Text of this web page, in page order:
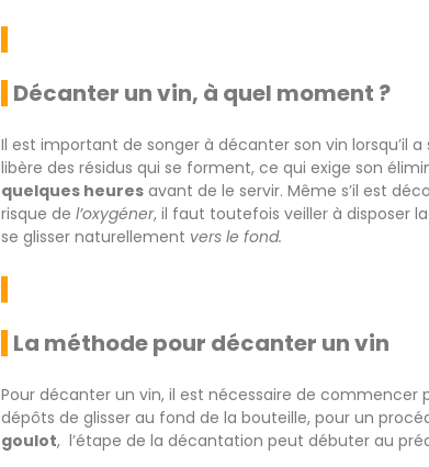
Décanter un vin, à quel moment ?
Il est important de songer à décanter son vin lorsqu’il
libère des résidus qui se forment, ce qui exige son
quelques heures avant de le servir. Même s’il est
risque de l’oxygéner, il faut toutefois veiller à disposer
se glisser naturellement vers le fond.
La méthode pour décanter un vin
Pour décanter un vin, il est nécessaire de commencer
dépôts de glisser au fond de la bouteille, pour un
goulot, l’étape de la décantation peut débuter au